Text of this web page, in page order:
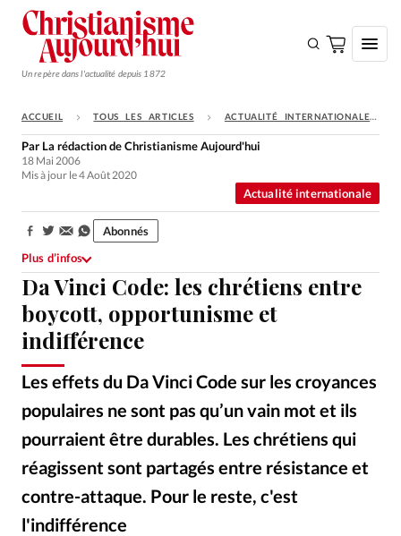
Un repère dans l'actualité depuis 1872
S'ABONNER
Monde
Opinions
Tous les articles
Faire un don
Emploi
Se connecter
Édition: Internationale
Devise:CHF
RUBRIQUES
Tous les articles
Actualité chrétienne
Actualité internationale
ACCUEIL TOUS LES ARTICLES ACTUALITÉ INTERNATIONALE
Da Vinci Code: les chrétiens entre
boycott, opportunisme et
indifférence
Les effets du Da Vinci Code sur les croyances
populaires ne sont pas qu’un vain mot et ils
pourraient être durables. Les chrétiens qui
réagissent sont partagés entre résistance et
contre-attaque. Pour le reste, c'est
l'indifférence
Actualité internationale
Par La rédaction de Christianisme Aujourd'hui
18 Mai 2006
Mis à jour le 4 Août 2020
Partager:
Abonnés
Plus d’infos
©Photomontage: le tableau du Cenacolo revu et corrigé par Dan Brown